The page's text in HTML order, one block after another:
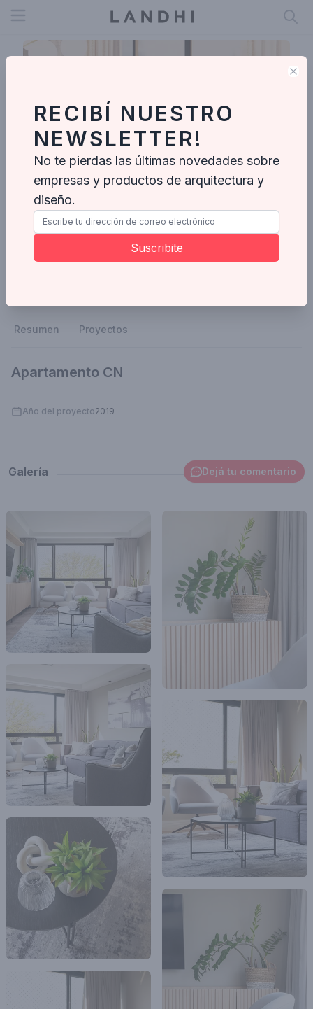
Open menu
Boho Arquitetura
Enviar mensaje
Resumen Proyectos
Apartamento CN
Año del proyecto2019
Galería Dejá tu comentario
RECIBÍ NUESTRO
NEWSLETTER!
No te pierdas las últimas novedades sobre
empresas y productos de arquitectura y
diseño.
Suscribite